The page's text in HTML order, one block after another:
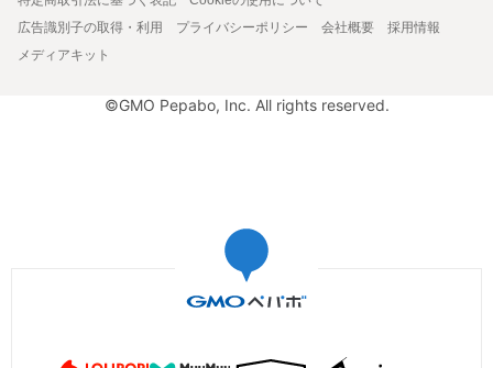
広告識別子の取得・利用
プライバシーポリシー 会社概要
採用情報
メディアキット
©GMO Pepabo, Inc. All rights reserved.